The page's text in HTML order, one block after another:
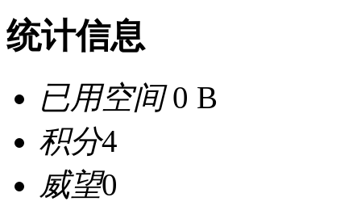
统计信息
已用空间0 B
积分4
威望0